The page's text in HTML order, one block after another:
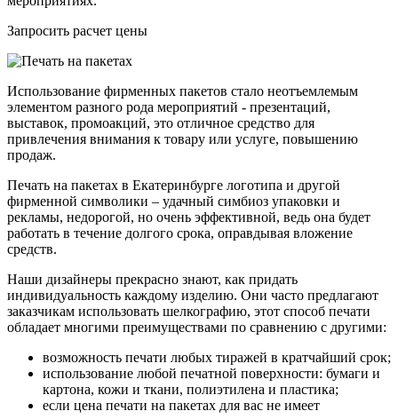
Запросить расчет цены
Использование фирменных пакетов стало неотъемлемым
элементом разного рода мероприятий - презентаций,
выставок, промоакций, это отличное средство для
привлечения внимания к товару или услуге, повышению
продаж.
Печать на пакетах в Екатеринбурге логотипа и другой
фирменной символики – удачный симбиоз упаковки и
рекламы, недорогой, но очень эффективной, ведь она будет
работать в течение долгого срока, оправдывая вложение
средств.
Наши дизайнеры прекрасно знают, как придать
индивидуальность каждому изделию. Они часто предлагают
заказчикам использовать шелкографию, этот способ печати
обладает многими преимуществами по сравнению с другими:
возможность печати любых тиражей в кратчайший срок;
использование любой печатной поверхности: бумаги и
картона, кожи и ткани, полиэтилена и пластика;
если цена печати на пакетах для вас не имеет